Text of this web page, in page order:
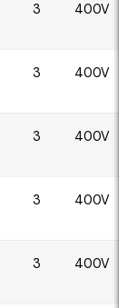
3 400V
3 400V
3 400V
3 400V
3 400V